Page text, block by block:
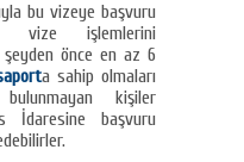
bu vizeye başvuru
vize işlemlerini
önce en az 6
a sahip olmaları
kişiler
İdaresine başvuru